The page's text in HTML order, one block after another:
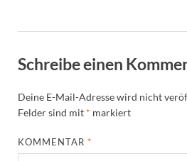
Schreibe einen
Deine E-Mail-Adresse wird nicht
Felder sind mit * markiert
KOMMENTAR *